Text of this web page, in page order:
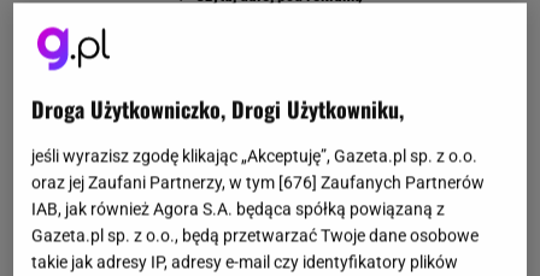
Droga Użytkowniczko, Drogi Użytkowniku,
jeśli wyrazisz zgodę klikając „Akceptuję”, Gazeta.pl sp. z o.o.
oraz jej Zaufani Partnerzy, w tym [676] Zaufanych Partnerów
IAB, jak również Agora S.A. będąca spółką powiązaną z
Gazeta.pl sp. z o.o., będą przetwarzać Twoje dane osobowe
takie jak adresy IP, adresy e-mail czy identyfikatory plików